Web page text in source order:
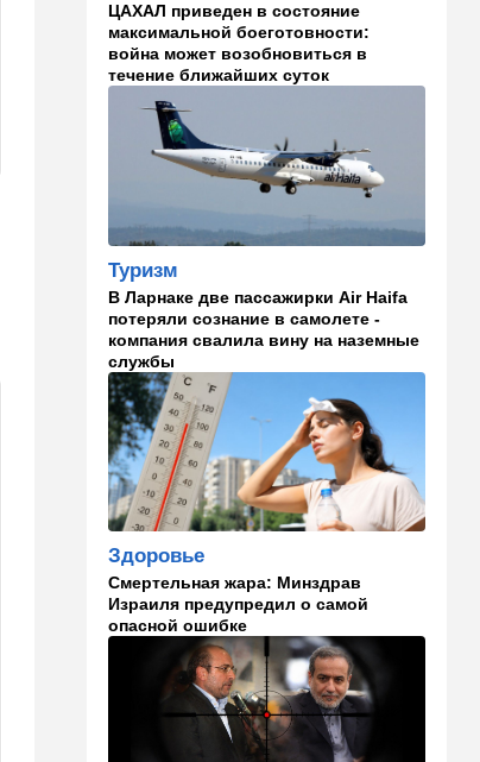
13:47 Ближний Восток
Турция все ближе подходит
к опасной черте в
отношениях с Израилем:
провокационное заявление
В мире
предупреждать соседей об
опасном вирусе
13:22 Стиль жизни
Что действительно помогает
пережить израильскую
жару, а что является мифом.
Разбираемся
12:52 Израиль
США суют Израилю палки в
колеса после гибели
военных в Ливане
12:46 Спорт
Иранский режим получил
удар по самолюбию -
публично, от женщин, из
Австралии
Общество
11 лет в бегах: в Бен-
Гурионе арестован педофил,
ЦАХАЛ приведен в состояние
максимальной боеготовности:
война может возобновиться в
течение ближайших суток
Туризм
В Ларнаке две пассажирки Air Haifa
потеряли сознание в самолете -
компания свалила вину на наземные
службы
Здоровье
Смертельная жара: Минздрав
Израиля предупредил о самой
опасной ошибке